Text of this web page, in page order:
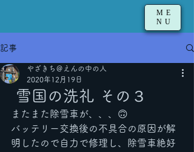
ME
NU
記事
雪国の洗礼 その３
やざきち＠えんの中の人
2020年12月19日
またまた除雪車が、、、🙃
バッテリー交換後の不具合の原因が解
明したので自力で修理し、除雪車絶好